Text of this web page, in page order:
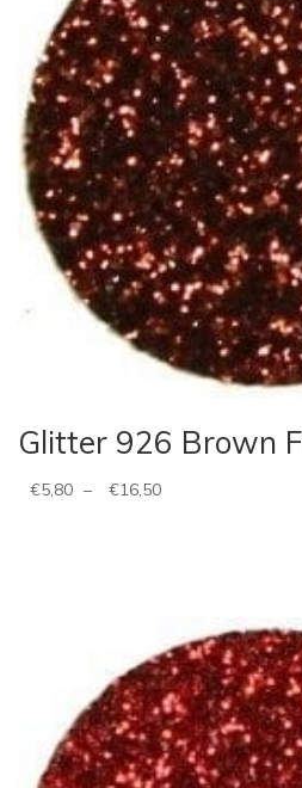
Glitter 926 Brown
€5,80 – €16,50